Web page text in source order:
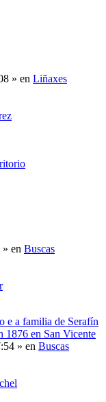
» en Liñaxes
» en Buscas
e a familia de Serafín
1876 en San Vicente
» en Buscas